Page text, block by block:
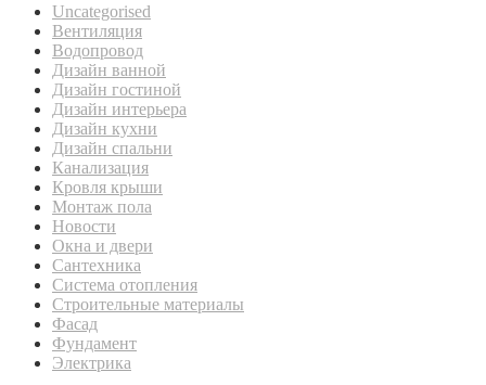
Uncategorised
Вентиляция
Водопровод
Дизайн ванной
Дизайн гостиной
Дизайн интерьера
Дизайн кухни
Дизайн спальни
Канализация
Кровля крыши
Монтаж пола
Новости
Окна и двери
Сантехника
Система отопления
Строительные материалы
Фасад
Фундамент
Электрика